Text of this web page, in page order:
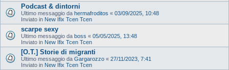
Podcast & dintorni
Ultimo messaggio da hermafroditos « 03/09/2025, 10:48
Inviato in New Ifix Tcen Tcen
scarpe sexy
Ultimo messaggio da boss « 05/05/2025, 13:48
Inviato in New Ifix Tcen Tcen
[O.T.] Storie di migranti
Ultimo messaggio da Gargarozzo « 27/11/2023, 7:41
Inviato in New Ifix Tcen Tcen